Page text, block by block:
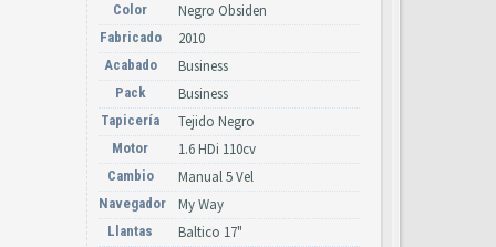
Color Negro Obsiden
Fabricado 2010
Acabado Business
Pack Business
Tapicería Tejido Negro
Motor 1.6 HDi 110cv
Cambio Manual 5 Vel
Navegador My Way
Llantas Baltico 17"